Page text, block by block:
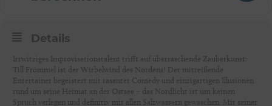
Details
Irrwitziges Improvisationstalent trifft auf überraschende Zauberkunst:
Till Frömmel ist der Wirbelwind des Nordens! Der mitreißende
Entertainer begeistert mit rasanter Comedy und einzigartigen Illusionen
rund um seine Heimat an der Ostsee – das Nordlicht ist um keinen
Spruch verlegen und definitiv mit allen Salzwassern gewaschen. Mit seiner